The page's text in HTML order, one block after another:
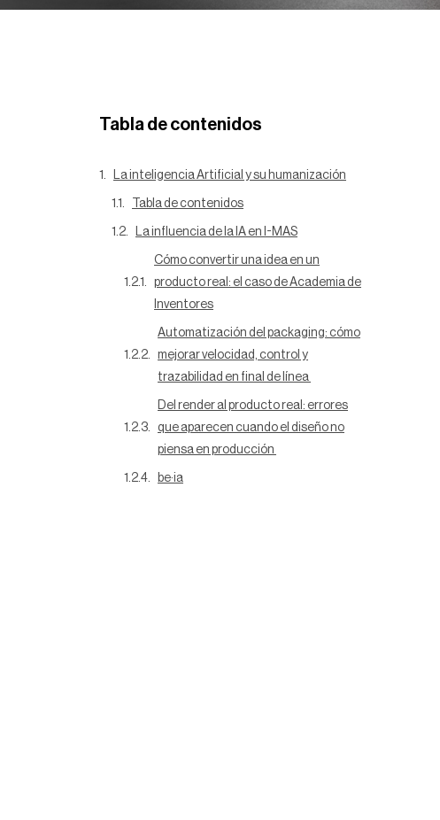
Tabla de contenidos
La inteligencia Artificial y su humanización
Tabla de contenidos
La influencia de la IA en I-MAS
Cómo convertir una idea en un
producto real: el caso de Academia de
Inventores
Automatización del packaging: cómo
mejorar velocidad, control y
trazabilidad en final de línea
Del render al producto real: errores
que aparecen cuando el diseño no
piensa en producción
be·ia